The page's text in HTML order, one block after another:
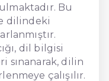
Bu
dilindeki
dil bilgisi
sınanarak, dilin
çalışılır.